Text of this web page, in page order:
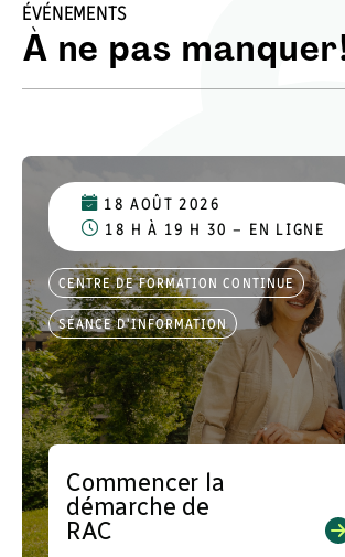
ÉVÉNEMENTS
À ne pas
CENTRE DE FORMATION CONTINUE
SÉANCE D'INFORMATION
18 AOÛT 2026
18 H À 19 H 30 – EN LIGNE
Commencer la
démarche de
RAC